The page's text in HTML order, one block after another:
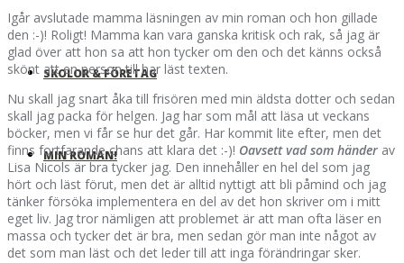
SKOLOR & FÖRETAG
MIN ROMAN!
Igår avslutade mamma läsningen av min roman och hon gillade
den :-)! Roligt! Mamma kan vara ganska kritisk och rak, så jag är
glad över att hon sa att hon tycker om den och det känns också
skönt att en person till har läst texten.
Nu skall jag snart åka till frisören med min äldsta dotter och sedan
skall jag packa för helgen. Jag har som mål att läsa ut veckans
böcker, men vi får se hur det går. Har kommit lite efter, men det
finns fortfarande chans att klara det :-)! Oavsett vad som händer av
Lisa Nicols är bra tycker jag. Den innehåller en hel del som jag
hört och läst förut, men det är alltid nyttigt att bli påmind och jag
tänker försöka implementera en del av det hon skriver om i mitt
eget liv. Jag tror nämligen att problemet är att man ofta läser en
massa och tycker det är bra, men sedan gör man inte något av
det som man läst och det leder till att inga förändringar sker.